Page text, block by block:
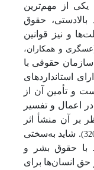
یکی از مهم‌ترین
حقوق
و نیز قوانین
و همکاران،
حقوقی با
استانداردهای
و تأمین آن از
اعمال و تفسیر
بر آن منشأ اثر
. شاید به‌سختی
با حقوق بشر و
حق انسان‌ها برای